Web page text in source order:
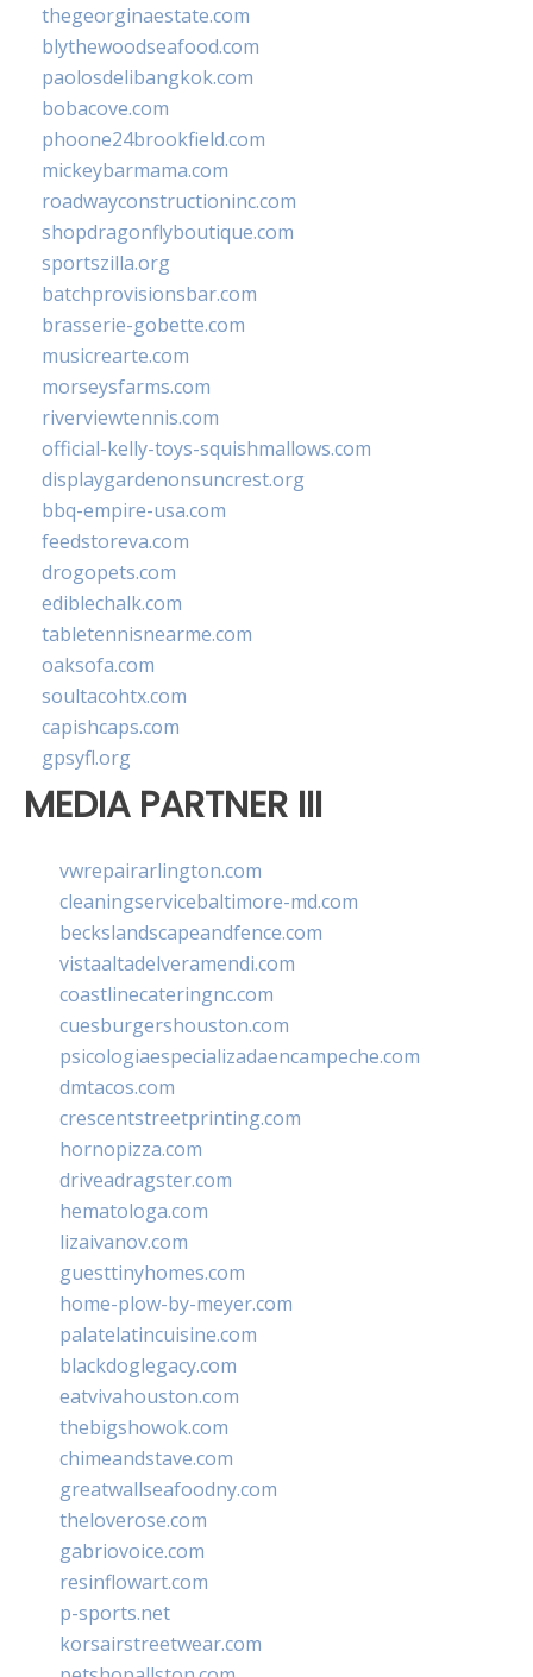
thegeorginaestate.com
blythewoodseafood.com
paolosdelibangkok.com
bobacove.com
phoone24brookfield.com
mickeybarmama.com
roadwayconstructioninc.com
shopdragonflyboutique.com
sportszilla.org
batchprovisionsbar.com
brasserie-gobette.com
musicrearte.com
morseysfarms.com
riverviewtennis.com
official-kelly-toys-squishmallows.com
displaygardenonsuncrest.org
bbq-empire-usa.com
feedstoreva.com
drogopets.com
ediblechalk.com
tabletennisnearme.com
oaksofa.com
soultacohtx.com
capishcaps.com
gpsyfl.org
MEDIA PARTNER III
vwrepairarlington.com
cleaningservicebaltimore-md.com
beckslandscapeandfence.com
vistaaltadelveramendi.com
coastlinecateringnc.com
cuesburgershouston.com
psicologiaespecializadaencampeche.com
dmtacos.com
crescentstreetprinting.com
hornopizza.com
driveadragster.com
hematologa.com
lizaivanov.com
guesttinyhomes.com
home-plow-by-meyer.com
palatelatincuisine.com
blackdoglegacy.com
eatvivahouston.com
thebigshowok.com
chimeandstave.com
greatwallseafoodny.com
theloverose.com
gabriovoice.com
resinflowart.com
p-sports.net
korsairstreetwear.com